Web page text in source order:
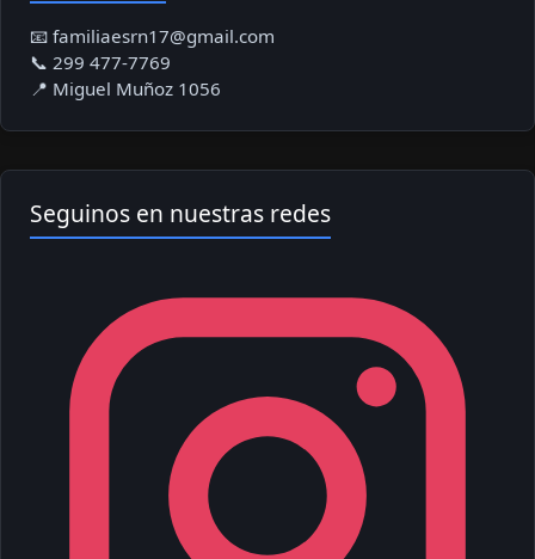
📧 familiaesrn17@gmail.com
📞 299 477-7769
📍 Miguel Muñoz 1056
Seguinos en nuestras redes